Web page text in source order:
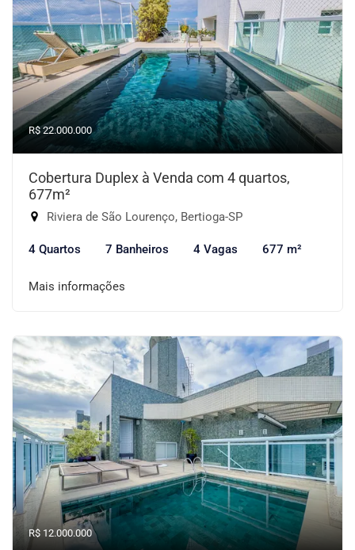
R$ 22.000.000
Cobertura Duplex à Venda com 4 quartos,
677m²
Riviera de São Lourenço, Bertioga-SP
4 Quartos 7 Banheiros 4 Vagas 677 m²
Mais informações
R$ 12.000.000